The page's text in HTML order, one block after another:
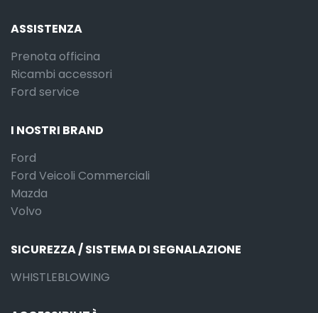
ASSISTENZA
Prenota officina
Ricambi accessori
Ford service
I NOSTRI BRAND
Ford
Ford Veicoli Commerciali
Mazda
Volvo
SICUREZZA / SISTEMA DI SEGNALAZIONE
WHISTLEBLOWING